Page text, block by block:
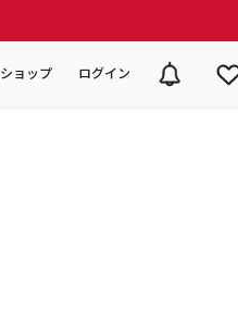
ショップ ログイン